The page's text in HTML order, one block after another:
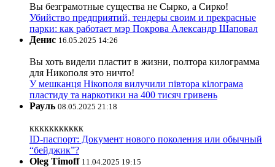
Вы безграмотные существа не Сырко, а Сирко!
Убийство предприятий, тендеры своим и прекрасные
парки: как работает мэр Покрова Александр Шаповал
Денис 16.05.2025 14:26
Вы хоть видели пластит в жизни, полтора килограмма
для Никополя это ничто!
У мешканця Нікополя вилучили півтора кілограма
пластиду та наркотики на 400 тисяч гривень
Рауль 08.05.2025 21:18
ккккккккккк
ID-паспорт: Документ нового поколения или обычный
“бейджик”?
Oleg Timoff 11.04.2025 19:15